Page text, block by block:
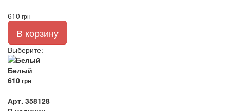
610 грн
В корзину
Выберите:
Белый
610грн
Арт. 358128